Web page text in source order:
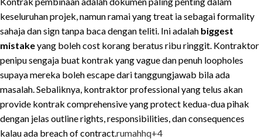
keseluruhan projek, namun ramai yang treat ia sebagai formality
sahaja dan sign tanpa baca dengan teliti. Ini adalah biggest
mistakeyang boleh cost korang beratus ribu ringgit. Kontraktor
penipu sengaja buat kontrak yang vague dan penuh loopholes
supaya mereka boleh escape dari tanggungjawab bila ada
masalah. Sebaliknya, kontraktor professional yang telus akan
provide kontrak comprehensive yang protect kedua-dua pihak
dengan jelas outline rights, responsibilities, dan consequences
kalau ada breach of contract.rumahhq+4